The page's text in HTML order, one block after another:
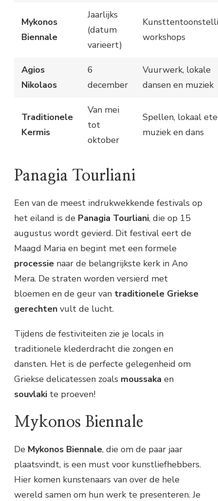
Mykonos
Biennale
Jaarlijks
(datum
varieert)
workshops
Agios
Nikolaos
6
december
Vuurwerk, lokale
dansen en muziek
Traditionele
Kermis
Van mei
tot
oktober
Spellen, lokaal
muziek en dans
Panagia Tourliani
Een van de meest indrukwekkende festivals op
het eiland is de Panagia Tourliani, die op 15
augustus wordt gevierd. Dit festival eert de
Maagd Maria en begint met een formele
processie naar de belangrijkste kerk in Ano
Mera. De straten worden versierd met
bloemen en de geur van traditionele Griekse
gerechten vult de lucht.
Tijdens de festiviteiten zie je locals in
traditionele klederdracht die zongen en
dansten. Het is de perfecte gelegenheid om
Griekse delicatessen zoals moussaka en
souvlaki te proeven!
Mykonos Biennale
De Mykonos Biennale, die om de paar jaar
plaatsvindt, is een must voor kunstliefhebbers.
Hier komen kunstenaars van over de hele
wereld samen om hun werk te presenteren. Je